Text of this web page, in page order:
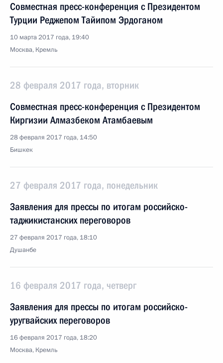
Совместная пресс-конференция с Президентом
Турции Реджепом Тайипом Эрдоганом
10 марта 2017 года, 19:40
Москва, Кремль
28 февраля 2017 года, вторник
Совместная пресс-конференция с Президентом
Киргизии Алмазбеком Атамбаевым
28 февраля 2017 года, 14:50
Бишкек
27 февраля 2017 года, понедельник
Заявления для прессы по итогам российско-
таджикистанских переговоров
27 февраля 2017 года, 18:10
Душанбе
16 февраля 2017 года, четверг
Заявления для прессы по итогам российско-
уругвайских переговоров
16 февраля 2017 года, 18:20
Москва, Кремль